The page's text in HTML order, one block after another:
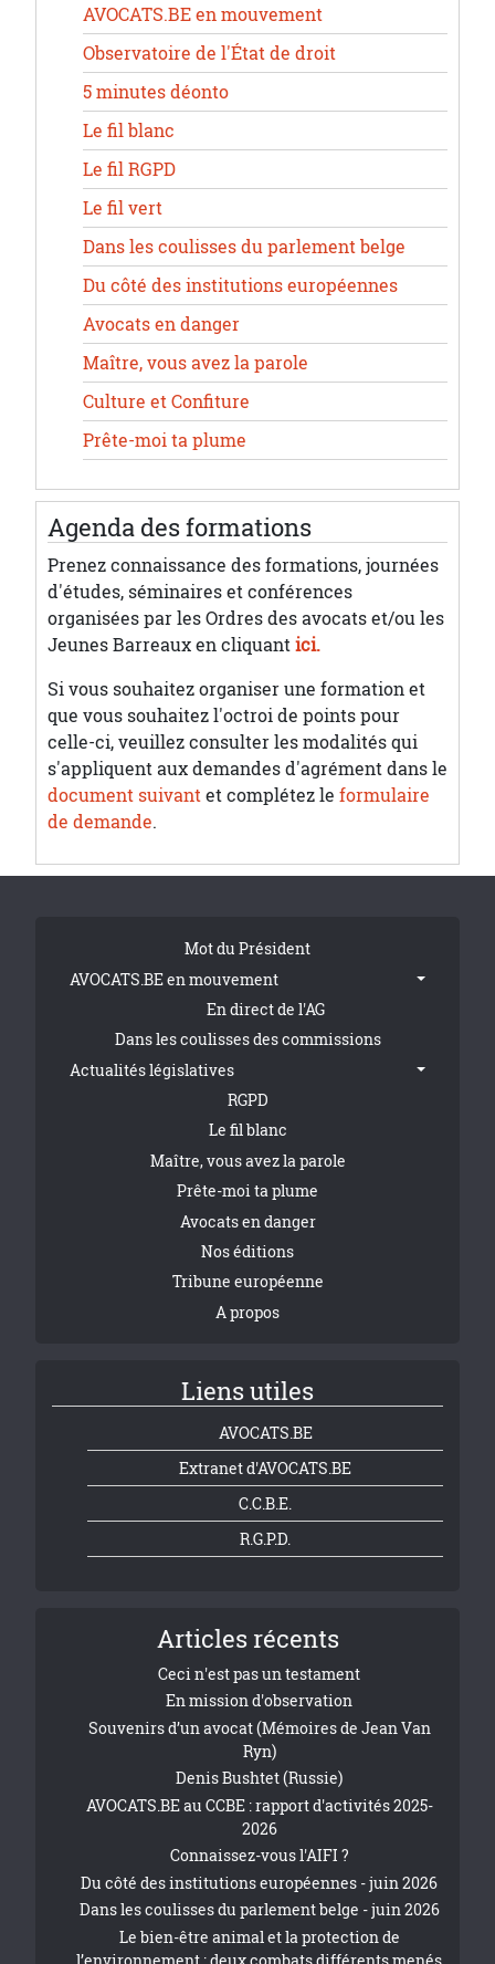
AVOCATS.BE en mouvement
Observatoire de l'État de droit
5 minutes déonto
Le fil blanc
Le fil RGPD
Le fil vert
Dans les coulisses du parlement belge
Du côté des institutions européennes
Avocats en danger
Maître, vous avez la parole
Culture et Confiture
Prête-moi ta plume
Agenda des formations
Prenez connaissance des formations, journées
d'études, séminaires et conférences
organisées par les Ordres des avocats et/ou les
Jeunes Barreaux en cliquantici.
Si vous souhaitez organiser une formation et
que vous souhaitez l'octroi de points pour
celle-ci, veuillez consulter les modalités qui
s'appliquent aux demandes d'agrément dans le
document suivantet complétez le formulaire
de demande.
Tribune FooterMot du Président
AVOCATS.BE en mouvement
En direct de l'AG
Dans les coulisses des commissions
Actualités législatives
RGPD
Le fil blanc
Maître, vous avez la parole
Prête-moi ta plume
Avocats en danger
Nos éditions
Tribune européenne
A propos
Liens utiles
AVOCATS.BE
Extranet d'AVOCATS.BE
C.C.B.E.
R.G.P.D.
Articles récents
Ceci n'est pas un testament
En mission d'observation
Souvenirs d’un avocat (Mémoires de Jean Van
Ryn)
Denis Bushtet (Russie)
AVOCATS.BE au CCBE : rapport d'activités 2025-
2026
Connaissez-vous l'AIFI ?
Du côté des institutions européennes - juin 2026
Dans les coulisses du parlement belge - juin 2026
Le bien-être animal et la protection de